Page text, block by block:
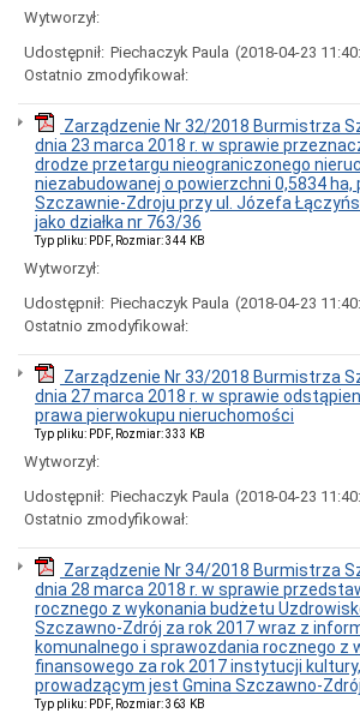
2015
roku
Uchwały
roku
Uchwały
2013
roku
Uchwały
2012
Uchwały
2011
roku
Uchwały
2010
roku
Uchwały
2009
roku
Uchwały
2008
roku
Uchwały
2007
Wytworzył:
Udostępnił: Piechaczyk Paula (2018-04-23
Ostatnio zmodyfikował:
Zarządzenie Nr 32/2018 Burmistrza
dnia 23 marca 2018 r. w sprawie
drodze przetargu nieograniczonego
niezabudowanej o powierzchni 0,5834 ha,
Szczawnie-Zdroju przy ul. Józefa
jako działka nr 763/36
Typ pliku: PDF, Rozmiar: 344 KB
Wytworzył:
Udostępnił: Piechaczyk Paula (2018-04-23
Ostatnio zmodyfikował:
Zarządzenie Nr 33/2018 Burmistrza
dnia 27 marca 2018 r. w sprawie
prawa pierwokupu nieruchomości
Typ pliku: PDF, Rozmiar: 333 KB
Wytworzył:
Udostępnił: Piechaczyk Paula (2018-04-23
Ostatnio zmodyfikował:
Zarządzenie Nr 34/2018 Burmistrza
dnia 28 marca 2018 r. w sprawie
rocznego z wykonania budżetu
Szczawno-Zdrój za rok 2017 wraz z
komunalnego i sprawozdania rocznego z
finansowego za rok 2017 instytucji
prowadzącym jest Gmina Szczawno-Zdrój
Typ pliku: PDF, Rozmiar: 363 KB